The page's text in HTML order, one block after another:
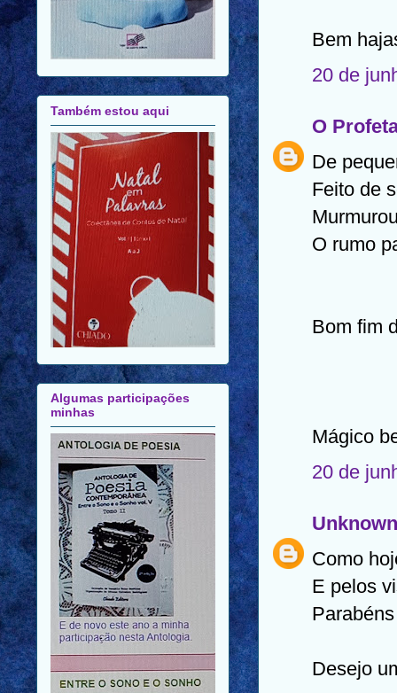
Bem
20 de
O
De
Feito de
O rumo
Bom fim
Mágico
20 de
Unknown
Como
E pelos
Desejo
Também estou aqui
Algumas participações
minhas